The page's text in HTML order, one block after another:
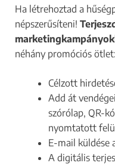
Ha létrehoztad a
népszerűsíteni!
néhány promóciós ötlet:
Célzott
Add át
szórólap, QR-
nyomtatott
E-mail küldése
A digitális